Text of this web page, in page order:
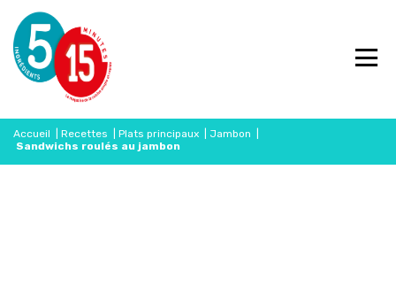
Accueil Recettes Plats principaux Jambon
Sandwichs roulés au jambon